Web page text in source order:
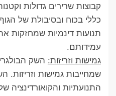
קבוצות שרירים גדולות
כללי בכוח ובסיבולת של
תנועות דינמיות שמחזקות
עמידותם.
גמישות וזריזות: השק
שמחייבות גמישות
התנועתיות והקואורדינציה